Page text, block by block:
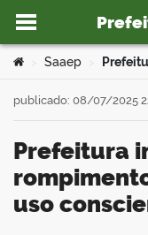
Ir para o conteúdo
portal
Você está aqui:
Saaep
Prefeitura informa sobre
uso
publicado: 08/07/2025